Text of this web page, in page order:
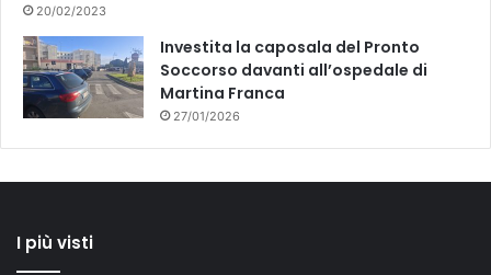
20/02/2023
Investita la caposala del Pronto
Soccorso davanti all’ospedale di
Martina Franca
27/01/2026
I più visti